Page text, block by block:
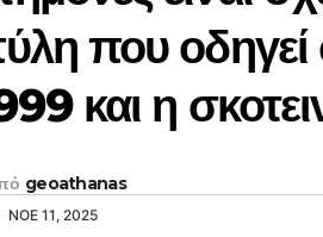
που
και η
geoathanas
ΝΟΈ 11, 2025